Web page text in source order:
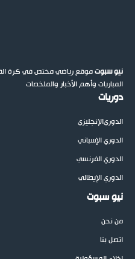
نيو سبوتموقع رياضي مختص في كرة
المباريات وأهم الأخبار والملخصات
دوريات
الدوريالإنجليزي
الدوري الإسباني
الدوري الفرنسي
الدوري الإيطالي
نيو سبوت
من نحن
اتصل بنا